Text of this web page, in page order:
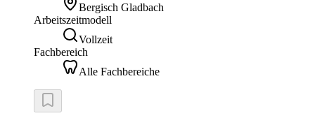
Bergisch Gladbach
Arbeitszeitmodell
Vollzeit
Fachbereich
Alle Fachbereiche